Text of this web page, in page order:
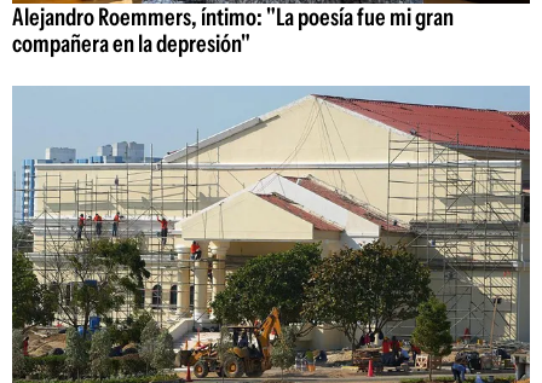
Alejandro Roemmers, íntimo: "La poesía fue mi gran
compañera en la depresión"